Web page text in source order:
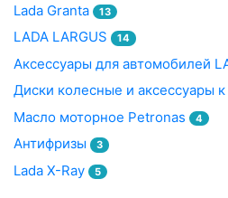
Lada Granta 13
LADA LARGUS 14
Аксессуары для автомобилей
Диски колесные и аксессуары
Масло моторное Petronas 4
Антифризы 3
Lada X-Ray 5